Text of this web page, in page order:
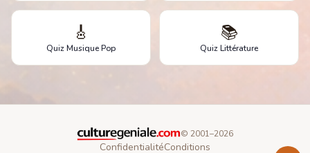
🎸
Quiz Musique Pop
📚
Quiz Littérature
© 2001–2026
ConfidentialitéConditions